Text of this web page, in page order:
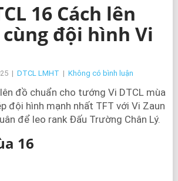
16 Cách lên
đội hình Vi
| DTCL LMHT | Không có bình luận
đồ chuẩn cho tướng Vi DTCL mùa
đội hình mạnh nhất TFT với Vi Zaun
để leo rank Đấu Trường Chân Lý.
16